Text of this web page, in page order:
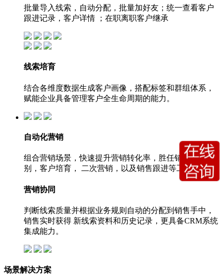
批量导入线索，自动分配，批量加好友；统一查看客户
跟进记录，客户详情 ；在职离职客户继承
线索培育
结合各维度数据生成客户画像，搭配标签和群组体系，
赋能企业具备管理客户全生命周期的能力。
自动化营销
组合营销场景，快速提升营销转化率，胜任销售线索识
别，客户培育， 二次营销，以及销售跟进等工作。
营销协同
判断线索质量并根据业务规则自动的分配到销售手中，
销售实时获得 新线索资料和历史记录，更具备CRM系统
集成能力。
场景解决方案